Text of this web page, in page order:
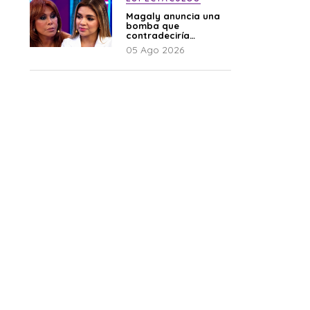
Magaly anuncia una
bomba que
contradeciría
comunicado de La
Bella Luz: “Hay un
05 Ago 2026